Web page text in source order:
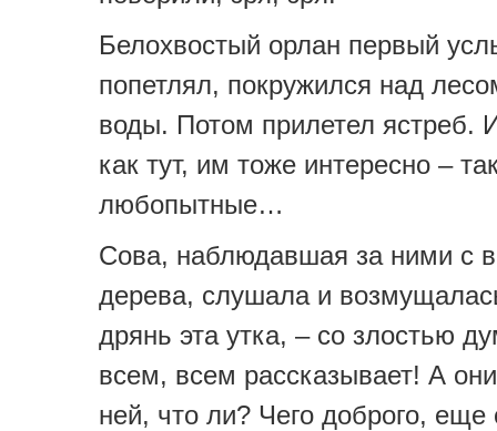
Белохвостый орлан первый
попетлял, покружился над
воды. Потом прилетел ястреб.
как тут, им тоже интересно –
любопытные…
Сова, наблюдавшая за ними с
дерева, слушала и
дрянь эта утка, – со злостью
всем, всем рассказывает! А
ней, что ли? Чего доброго, еще